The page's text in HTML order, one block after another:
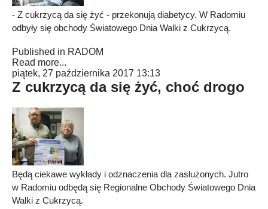
- Z cukrzycą da się żyć - przekonują diabetycy. W Radomiu
odbyły się obchody Światowego Dnia Walki z Cukrzycą.
Published in RADOM
Read more...
piątek, 27 października 2017 13:13
Z cukrzycą da się żyć, choć drogo
Będą ciekawe wykłady i odznaczenia dla zasłużonych. Jutro
w Radomiu odbędą się Regionalne Obchody Światowego Dnia
Walki z Cukrzycą.